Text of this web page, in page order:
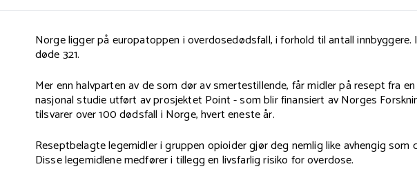
Norge ligger på europatoppen i overdosedødsfall, i forhold til antall innbyggere.
døde 321.
Mer enn halvparten av de som dør av smertestillende, får midler på resept fra
nasjonal studie utført av prosjektet Point - som blir finansiert av Norges
tilsvarer over 100 dødsfall i Norge, hvert eneste år.
Reseptbelagte legemidler i gruppen opioider gjør deg nemlig like avhengig som
Disse legemidlene medfører i tillegg en livsfarlig risiko for overdose.